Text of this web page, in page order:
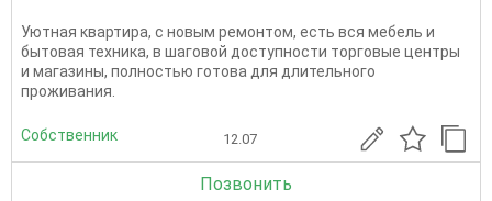
Уютная квартира, с новым ремонтом, есть вся мебель и
бытовая техника, в шаговой доступности торговые центры
и магазины, полностью готова для длительного
проживания.
Собственник 12.07
Позвонить